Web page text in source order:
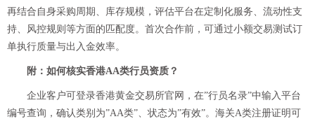
再结合自身采购周期、库存规模，评估平台在定制化服务、流动性支
持、风控规则等方面的匹配度。首次合作前，可通过小额交易测试订
单执行质量与出入金效率。
附：如何核实香港AA类行员资质？
企业客户可登录香港黄金交易所官网，在”行员名录”中输入平台
编号查询，确认类别为”AA类”、状态为”有效”。海关A类注册证明可